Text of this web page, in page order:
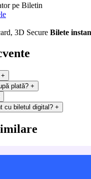
pe Biletin
3D Secure Bilete
+
plată? +
cu biletul digital? +